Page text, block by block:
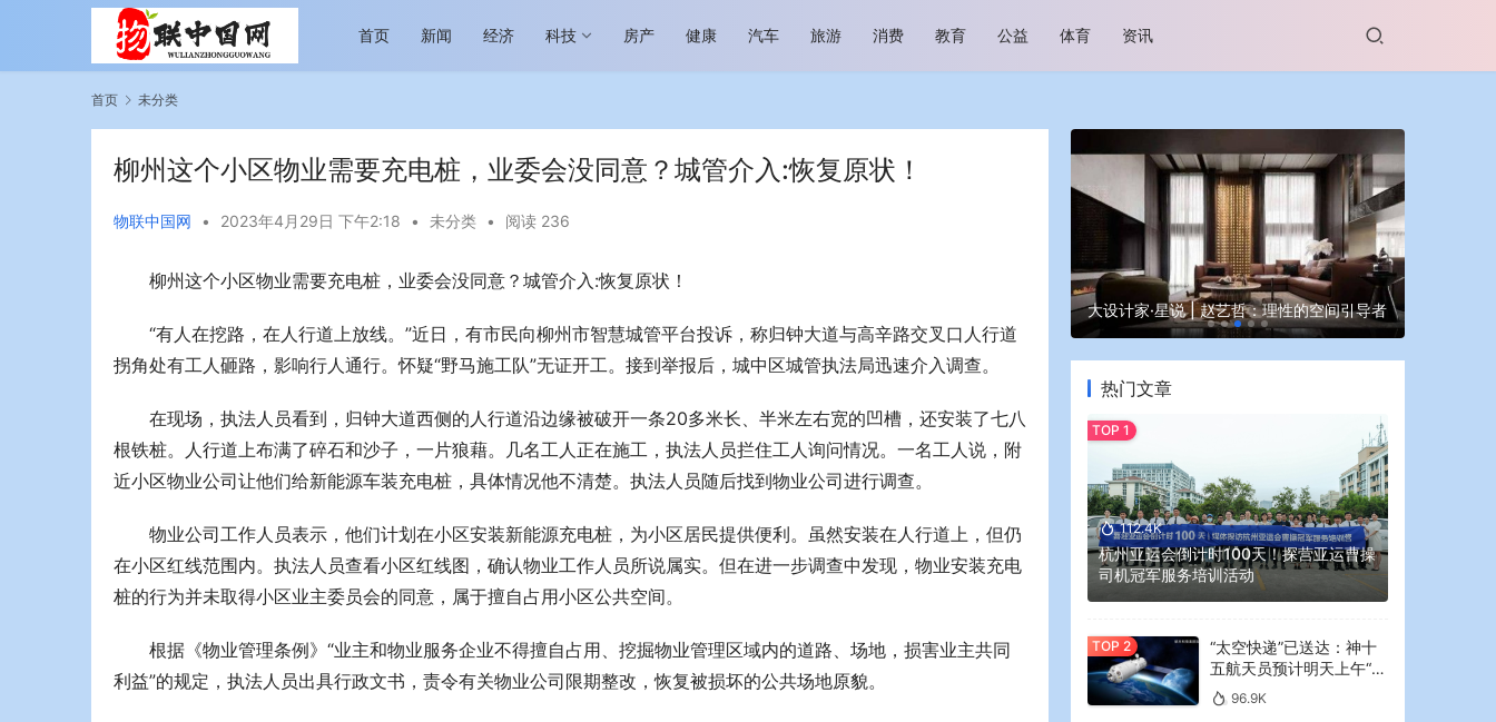
首页 新闻 经济 科技 房产 健康 汽车 旅游 消费 教育 公益 体育 资讯
首页 未分类
柳州这个小区物业需要充电桩，业委会没同意？城管介入:恢复原状！
物联中国网 • 2023年4月29日 下午2:18 • 未分类 • 阅读 236
柳州这个小区物业需要充电桩，业委会没同意？城管介入:恢复原状！
“有人在挖路，在人行道上放线。”近日，有市民向柳州市智慧城管平台投诉，称归钟大道与高辛路交叉口人行道
拐角处有工人砸路，影响行人通行。怀疑“野马施工队”无证开工。接到举报后，城中区城管执法局迅速介入调查。
在现场，执法人员看到，归钟大道西侧的人行道沿边缘被破开一条20多米长、半米左右宽的凹槽，还安装了七八
根铁桩。人行道上布满了碎石和沙子，一片狼藉。几名工人正在施工，执法人员拦住工人询问情况。一名工人说，附
近小区物业公司让他们给新能源车装充电桩，具体情况他不清楚。执法人员随后找到物业公司进行调查。
物业公司工作人员表示，他们计划在小区安装新能源充电桩，为小区居民提供便利。虽然安装在人行道上，但仍
在小区红线范围内。执法人员查看小区红线图，确认物业工作人员所说属实。但在进一步调查中发现，物业安装充电
桩的行为并未取得小区业主委员会的同意，属于擅自占用小区公共空间。
根据《物业管理条例》“业主和物业服务企业不得擅自占用、挖掘物业管理区域内的道路、场地，损害业主共同
利益”的规定，执法人员出具行政文书，责令有关物业公司限期整改，恢复被损坏的公共场地原貌。
越览山河 纵情逐梦 新帕拉丁听风之旅即日
今年旅游市场进入恢复发展快车道 向“新”而
大设计家·星说 | 赵艺哲：理性的空间引导者
热门文章
112.4K
杭州亚运会倒计时100天！探营亚运曹操
司机冠军服务培训活动
“太空快递”已送达：神十
五航天员预计明天上午“拆
快递”96.9K